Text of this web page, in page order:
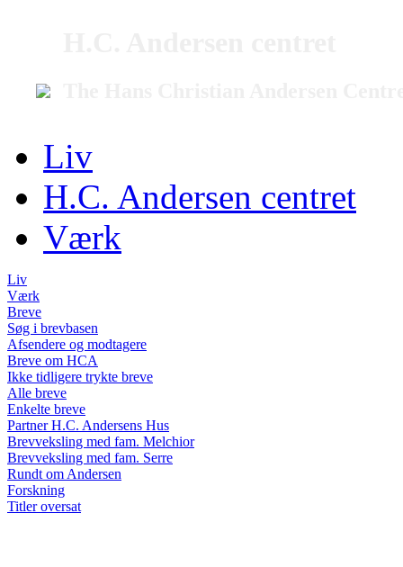
Liv
H.C. Andersen centret
Værk
Liv
Værk
Breve
Søg i brevbasen
Afsendere og modtagere
Breve om HCA
Ikke tidligere trykte breve
Alle breve
Enkelte breve
Partner H.C. Andersens Hus
Brevveksling med fam. Melchior
Brevveksling med fam. Serre
Rundt om Andersen
Forskning
Titler oversat